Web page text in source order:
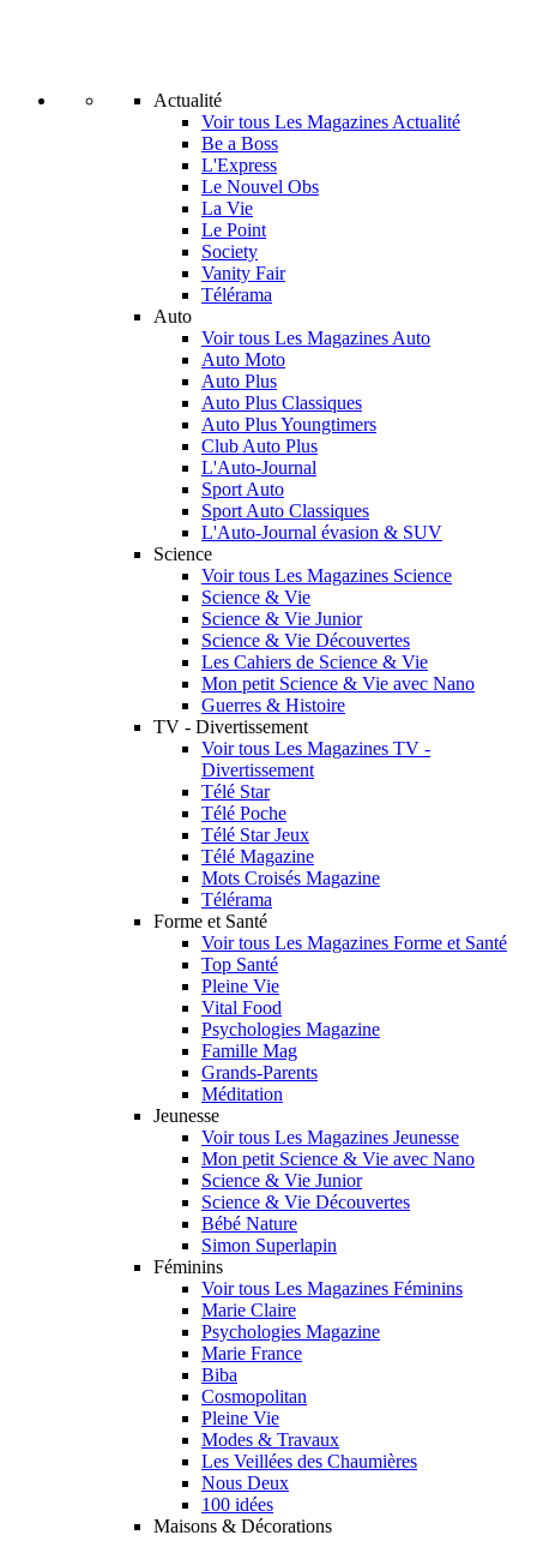
Actualité
Voir tous Les Magazines Actualité
Be a Boss
L'Express
Le Nouvel Obs
La Vie
Le Point
Society
Vanity Fair
Télérama
Auto
Voir tous Les Magazines Auto
Auto Moto
Auto Plus
Auto Plus Classiques
Auto Plus Youngtimers
Club Auto Plus
L'Auto-Journal
Sport Auto
Sport Auto Classiques
L'Auto-Journal évasion & SUV
Science
Voir tous Les Magazines Science
Science & Vie
Science & Vie Junior
Science & Vie Découvertes
Les Cahiers de Science & Vie
Mon petit Science & Vie avec Nano
Guerres & Histoire
TV - Divertissement
Voir tous Les Magazines TV -
Divertissement
Télé Star
Télé Poche
Télé Star Jeux
Télé Magazine
Mots Croisés Magazine
Télérama
Forme et Santé
Voir tous Les Magazines Forme et Santé
Top Santé
Pleine Vie
Vital Food
Psychologies Magazine
Famille Mag
Grands-Parents
Méditation
Jeunesse
Voir tous Les Magazines Jeunesse
Mon petit Science & Vie avec Nano
Science & Vie Junior
Science & Vie Découvertes
Bébé Nature
Simon Superlapin
Féminins
Voir tous Les Magazines Féminins
Marie Claire
Psychologies Magazine
Marie France
Biba
Cosmopolitan
Pleine Vie
Modes & Travaux
Les Veillées des Chaumières
Nous Deux
100 idées
Maisons & Décorations